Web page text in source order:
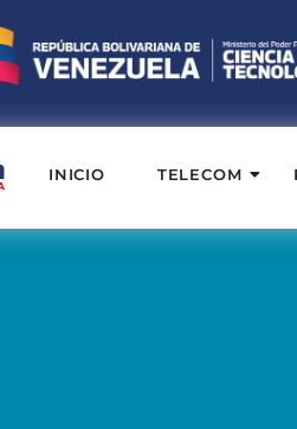
INICIO TELECOM